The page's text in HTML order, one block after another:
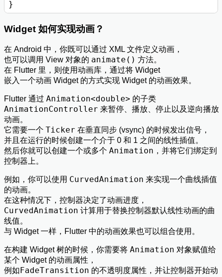
Widget 如何实现动画？
在 Android 中，你既可以通过 XML 文件定义动画，
也可以调用 View 对象的 animate() 方法。
在 Flutter 里，则使用动画库，通过将 Widget
嵌入一个动画 Widget 的方式实现 Widget 的动画效果。
Flutter 通过 Animation<double> 的子类
AnimationController 来暂停、播放、停止以及逆向播放
动画。
它需要一个 Ticker 在垂直同步 (vsync) 的时候发出信号，
并且在运行的时候创建一个介于 0 和 1 之间的线性插值。
然后你就可以创建一个或多个 Animation ，并将它们绑定到
控制器上。
例如，你可以使用 CurvedAnimation 来实现一个曲线插值
的动画。
在这种情况下，控制器决定了动画进度，
CurvedAnimation 计算用于替换控制器默认线性动画的曲
线值。
与 Widget 一样，Flutter 中的动画效果也可以组合使用。
在构建 Widget 树的时候，你需要将 Animation 对象赋值给
某个 Widget 的动画属性，
例如 FadeTransition 的不透明度属性，并让控制器开始动